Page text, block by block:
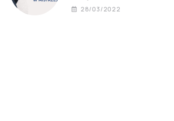
28/03/2022